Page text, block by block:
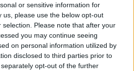
or sensitive information for
us, please use the below opt-out
Please note that after your
you may continue seeing
on personal information utilized by
disclosed to third parties prior to
opt-out of the further